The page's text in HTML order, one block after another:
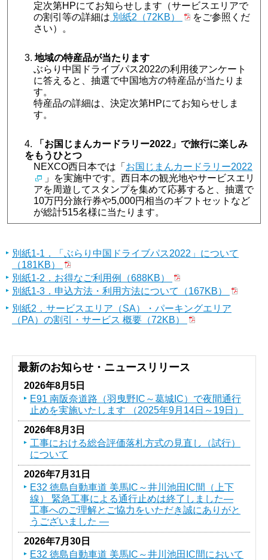
定次第HPにてお知らせします（サービスエリアで
の割引等の詳細は 別紙2（72KB）
をご参照くだ
さい）。
地域の特産品が当たります
ぶらり中国ドライブパス2022の利用後アンケート
に答えると、抽選で中国地方の特産品が当たりま
す。
特産品の詳細は、決定次第HPにてお知らせしま
す。
「お国じまんカードラリー2022」で旅行に楽しみ
をもうひとつ
NEXCO西日本では「 お国じまんカードラリー2022
」を実施中です。西日本の観光地やサービスエリ
アを周遊してスタンプを集めて応募すると、抽選で
10万円分旅行券や5,000円相当のギフトセットなど
が総計515名様に当たります。
別紙1-1．「ぶらり中国ドライブパス2022」について
（181KB）
別紙1-2．お得なご利用例（688KB）
別紙1-3．申込方法・利用方法について（167KB）
別紙2．サービスエリア（SA）・パーキングエリア
（PA）の割引・サービス 概要（72KB）
最新のお知らせ・ニュースリリース
2026年8月5日
E91 南阪奈道路（羽曳野IC～葛󠄀城IC）で夜間通行
止めを実施いたします （2025年9月14日～19日）
2026年8月3日
工事における総合評価落札方式の見直し（試行）
について
2026年7月31日
E32 徳島自動車道 美馬IC～井川池田IC間（上下
線） 緊急工事による通行止めは終了しました―
工事へのご理解とご協力をいただき誠にありがと
うございました ―
2026年7月30日
E32 徳島自動車道 美馬IC～井川池田IC間において